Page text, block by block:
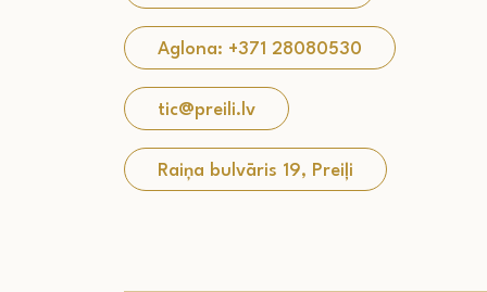
Aglona: +371 28080530
tic@preili.lv
Raiņa bulvāris 19, Preiļi